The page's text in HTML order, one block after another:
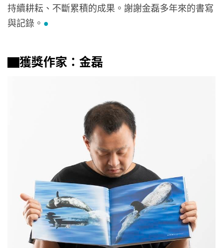
持續耕耘、不斷累積的成果。謝謝金磊多年來的書寫
與記錄。 ●
▇獲獎作家：金磊